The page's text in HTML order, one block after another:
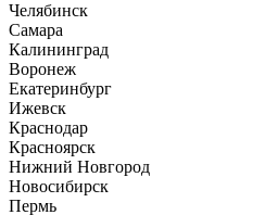
Челябинск
Самара
Калининград
Воронеж
Екатеринбург
Ижевск
Краснодар
Красноярск
Нижний Новгород
Новосибирск
Пермь